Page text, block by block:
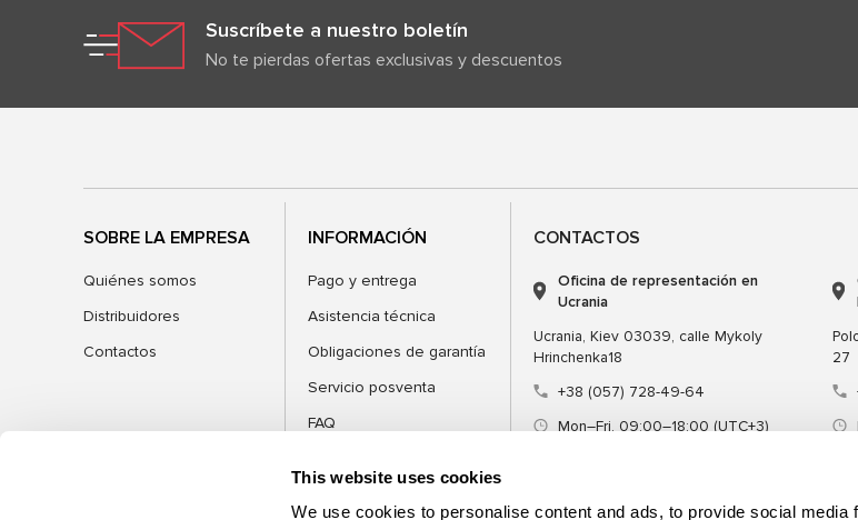
This website uses cookies
We use cookies to personalise content and ads, to provide social media
Suscríbete a nuestro boletín
No te pierdas ofertas exclusivas y descuentos
SOBRE LA EMPRESA
Quiénes somos
Distribuidores
Contactos
INFORMACIÓN
Pago y entrega
Asistencia técnica
Obligaciones de garantía
Servicio posventa
FAQ
CONTACTOS
Oficina de representación en
Ucrania
Ucrania, Kiev 03039, calle Mykoly
Hrinchenka18
+38 (057) 728-49-64
Mon–Fri, 09:00–18:00 (UTC+3)
27